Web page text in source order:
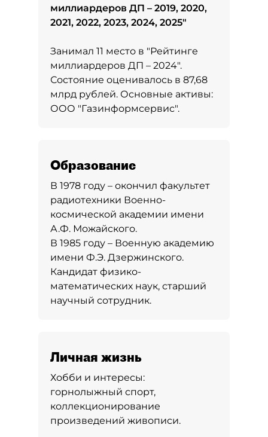
миллиардеров ДП – 2019, 2020,
2021, 2022, 2023, 2024, 2025"
Занимал 11 место в "Рейтинге
миллиардеров ДП – 2024".
Состояние оценивалось в 87,68
млрд рублей. Основные активы:
ООО "Газинформсервис".
Образование
В 1978 году – окончил факультет
радиотехники Военно-
космической академии имени
А.Ф. Можайского.
В 1985 году – Военную академию
имени Ф.Э. Дзержинского.
Кандидат физико-
математических наук, старший
научный сотрудник.
Личная жизнь
Хобби и интересы:
горнолыжный спорт,
коллекционирование
произведений живописи.